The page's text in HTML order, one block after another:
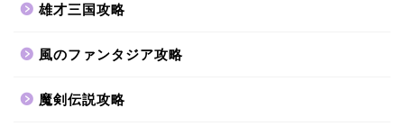
雄才三国攻略
風のファンタジア攻略
魔剣伝説攻略